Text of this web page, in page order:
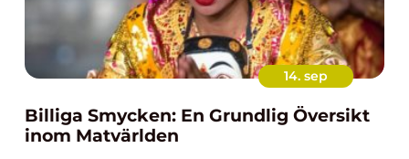
14. sep
Billiga Smycken: En Grundlig Översikt
inom Matvärlden